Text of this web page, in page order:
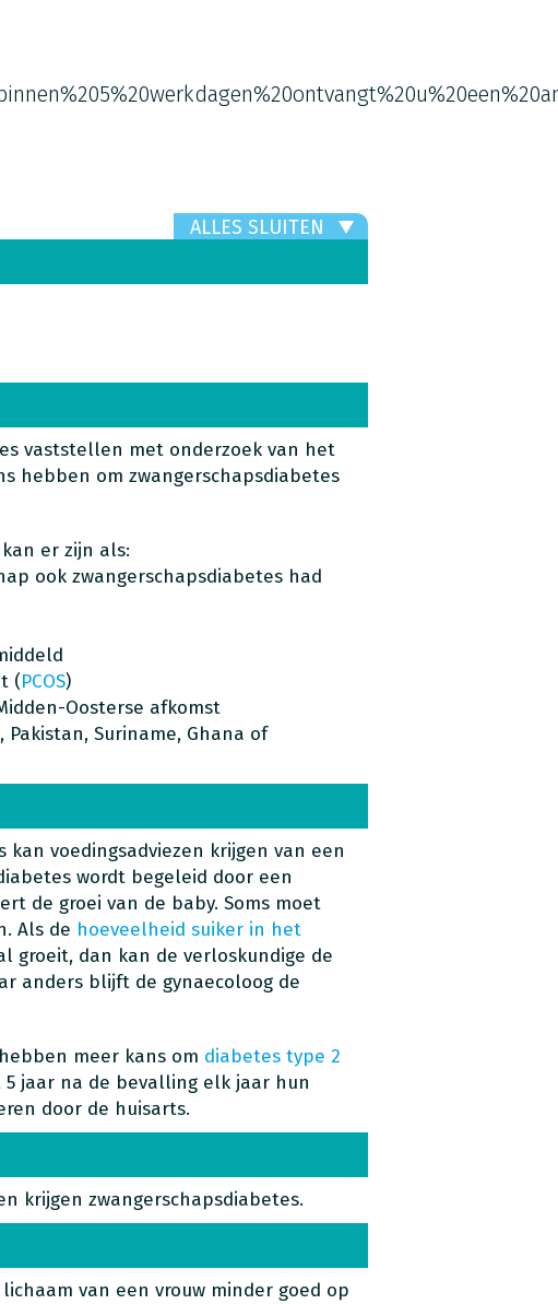
ALLES SLUITEN
vaststellen met onderzoek van het
hebben om zwangerschapsdiabetes
er zijn als:
ook zwangerschapsdiabetes had
(PCOS)
Oosterse afkomst
Suriname, Ghana of
kan voedingsadviezen krijgen van een
wordt begeleid door een
de groei van de baby. Soms moet
Als de hoeveelheid suiker in het
groeit, dan kan de verloskundige de
anders blijft de gynaecoloog de
meer kans om diabetes type 2
jaar na de bevalling elk jaar hun
door de huisarts.
krijgen zwangerschapsdiabetes.
van een vrouw minder goed op